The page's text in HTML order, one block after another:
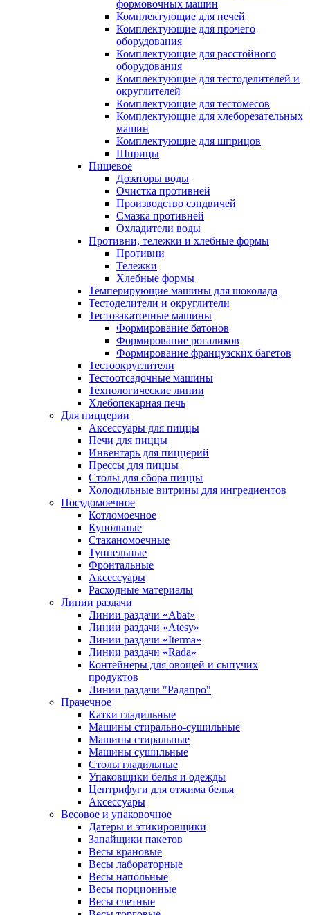
формовочных машин
Комплектующие для печей
Комплектующие для прочего
оборудования
Комплектующие для расстойного
оборудования
Комплектующие для тестоделителей и
округлителей
Комплектующие для тестомесов
Комплектующие для хлеборезательных
машин
Комплектующие для шприцов
Шприцы
Пищевое
Дозаторы воды
Очистка противней
Производство сэндвичей
Смазка противней
Охладители воды
Противни, тележки и хлебные формы
Противни
Тележки
Хлебные формы
Темперирующие машины для шоколада
Тестоделители и округлители
Тестозакаточные машины
Формирование батонов
Формирование рогаликов
Формирование французских багетов
Тестоокруглители
Тестоотсадочные машины
Технологические линии
Хлебопекарная печь
Для пиццерии
Аксессуары для пиццы
Печи для пиццы
Инвентарь для пиццерий
Прессы для пиццы
Столы для сбора пиццы
Холодильные витрины для ингредиентов
Посудомоечное
Котломоечное
Купольные
Стаканомоечные
Туннельные
Фронтальные
Аксессуары
Расходные материалы
Линии раздачи
Линии раздачи «Abat»
Линии раздачи «Atesy»
Линии раздачи «Iterma»
Линии раздачи «Rada»
Контейнеры для овощей и сыпучих
продуктов
Линии раздачи "Радапро"
Прачечное
Катки гладильные
Машины стирально-сушильные
Машины стиральные
Машины сушильные
Столы гладильные
Упаковщики белья и одежды
Центрифуги для отжима белья
Аксессуары
Весовое и упаковочное
Датеры и этикировщики
Запайщики пакетов
Весы крановые
Весы лабораторные
Весы напольные
Весы порционные
Весы счетные